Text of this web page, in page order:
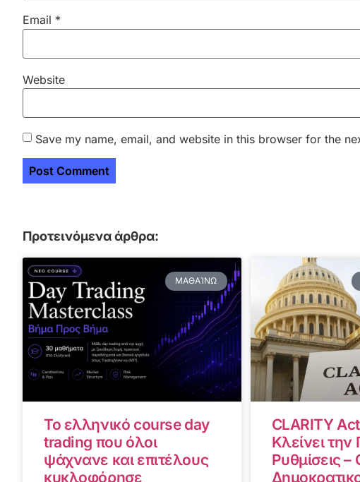
Email *
Website
Save my name, email, and website in this browser for the
Προτεινόμενα άρθρα:
ΜΑΘΑΊΝΩ
Το ελληνικό course day
trading που όλοι
ψάχνανε και επιτέλους
κυκλοφόρησε
CLARITY
Κλείνει την
Ρυθμίσεις –